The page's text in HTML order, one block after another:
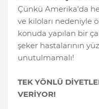
Çünkü Amerika'da
ve kiloları nedeniyle
konuda yapılan bir
şeker hastalarının
unutulmamalı!
TEK YÖNLÜ
VERİYOR!